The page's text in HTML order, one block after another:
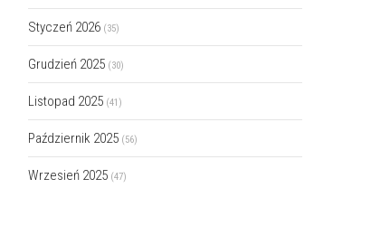
Styczeń 2026 (35)
Grudzień 2025 (30)
Listopad 2025 (41)
Październik 2025 (56)
Wrzesień 2025 (47)